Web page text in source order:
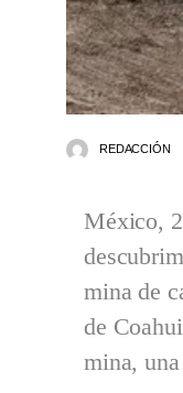
REDACCIÓN
México,
mina de
de
mina,